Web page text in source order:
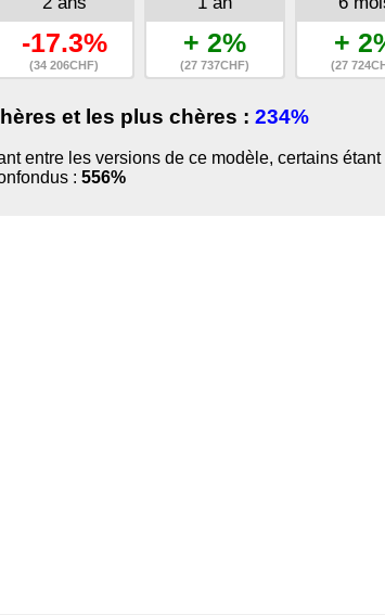
-17.3%
(34 206CHF)
+ 2%
(27 737CHF)
+
(27
et les plus chères : 234%
entre les versions de ce modèle, certains
: 556%